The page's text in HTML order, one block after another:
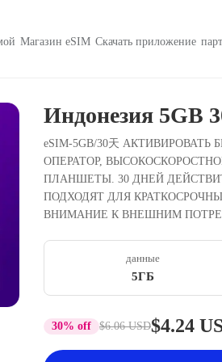
Магазин eSIM Скачать приложение
Индонезия 5GB
eSIM-5GB/30天
ОПЕРАТОР,
ПЛАНШЕТЫ. 30 ДНЕЙ
ПОДХОДЯТ ДЛЯ
ВНИМАНИЕ К ВНЕШНИМ
данные
5ГБ
30% off $6.06 USD$4.24